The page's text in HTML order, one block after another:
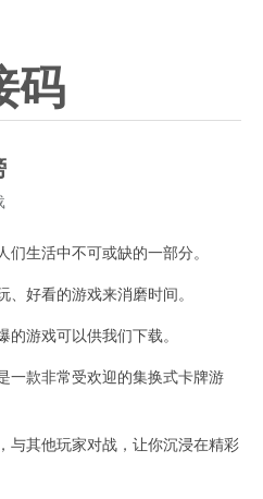
码
生活中不可或缺的一部分。
好看的游戏来消磨时间。
游戏可以供我们下载。
款非常受欢迎的集换式卡牌游
其他玩家对战，让你沉浸在精彩